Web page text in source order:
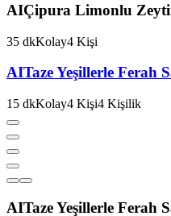
AIÇipura Limonlu
35 dkKolay4 Kişi
AITaze Yeşillerle Ferah
15 dkKolay4 Kişi4 Kişilik
AITaze Yeşillerle Ferah